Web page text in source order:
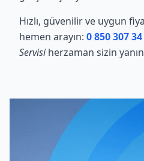
Hızlı, güvenilir ve uygun
hemen arayın: 0 850 307
Servisiherzaman sizin